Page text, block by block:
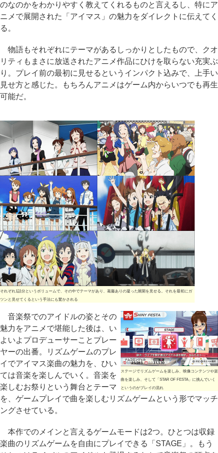
のなのかをわかりやすく教えてくれるものと言えるし、特にア
ニメで展開された「アイマス」の魅力をダイレクトに伝えてく
る。
物語もそれぞれにテーマがあるしっかりとしたもので、クオ
リティもまさに放送されたアニメ作品にひけを取らない充実ぶ
り。プレイ前の最初に見せるというインパクト込みで、上手い
見せ方と感じた。もちろんアニメはゲーム内からいつでも再生
可能だ。
それぞれ1話分というボリュームで、その中でテーマがあり、葛藤ありの凝った展開を見せる。それを最初にガ
ツンと見せてくるという手法にも驚かされる
ステージでリズムゲームを楽しみ、映像コンテンツや楽
曲を楽しみ、そして「STAR OF FESTA」に挑んでいく
というのがプレイの流れ
音楽祭でのアイドルの姿とその
魅力をアニメで堪能した後は、い
よいよプロデューサーことプレー
ヤーの出番。リズムゲームのプレ
イでアイマス楽曲の魅力を、ひい
ては音楽を楽しんでいく。音楽を
楽しむお祭りという舞台とテーマ
を、ゲームプレイで曲を楽しむリズムゲームという形でマッチ
ングさせている。
本作でのメインと言えるゲームモードは2つ。ひとつは収録
楽曲のリズムゲームを自由にプレイできる「STAGE」。もう